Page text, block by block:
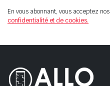
En vous abonnant, vous acceptez nos
confidentialité et de cookies.